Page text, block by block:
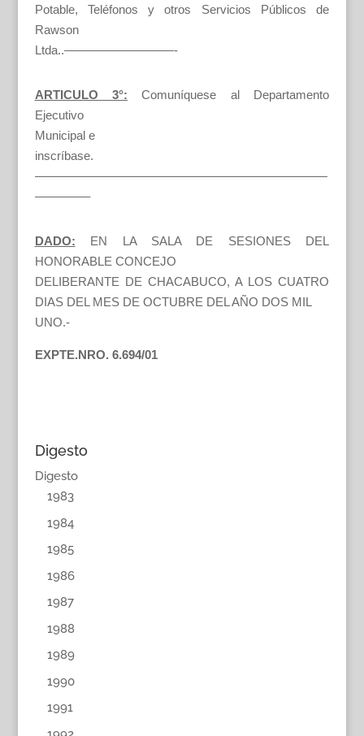
Potable, Teléfonos y otros Servicios Públicos de
Rawson
Ltda..—————————-
ARTICULO 3°: Comuníquese al Departamento
Ejecutivo
Municipal e
inscríbase.
————————————————————————
————–
DADO: EN LA SALA DE SESIONES DEL
HONORABLE CONCEJO
DELIBERANTE DE CHACABUCO, A LOS CUATRO
DIAS DEL MES DE OCTUBRE DEL AÑO DOS MIL
UNO.-
EXPTE.NRO. 6.694/01
Digesto
Digesto
1983
1984
1985
1986
1987
1988
1989
1990
1991